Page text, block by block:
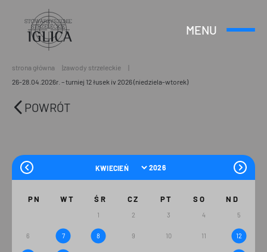
Header
Logo
MENU
Otwórz
strona główna
zawody strzeleckie
26-28.04.2026r. – turniej 12 łusek iv 2026 (niedziela-wtorek)
POWRÓT
PN WT ŚR CZ PT SO ND
1 2 3 4 5
6 7 8 9 10 11 12